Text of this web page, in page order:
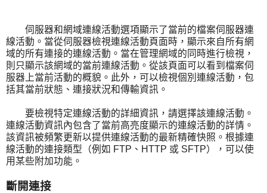
伺服器和網域連線活動選項顯示了當前的檔案伺服器連
線活動。當從伺服器檢視連線活動頁面時，顯示來自所有網
域的所有連接的連線活動。當在管理網域的同時進行檢視，
則只顯示該網域的當前連線活動。從該頁面可以看到檔案伺
服器上當前活動的概貌。此外，可以檢視個別連線活動，包
括其當前狀態、連接狀況和傳輸資訊。
要檢視特定連線活動的詳細資訊，請選擇該連線活動。
連線活動資訊內包含了當前高亮度顯示的連線活動的詳情。
該資訊被頻繁更新以提供連線活動的最新精確快照。根據連
線活動的連接類型（例如 FTP、HTTP 或 SFTP），可以使
用某些附加功能。
斷開連接